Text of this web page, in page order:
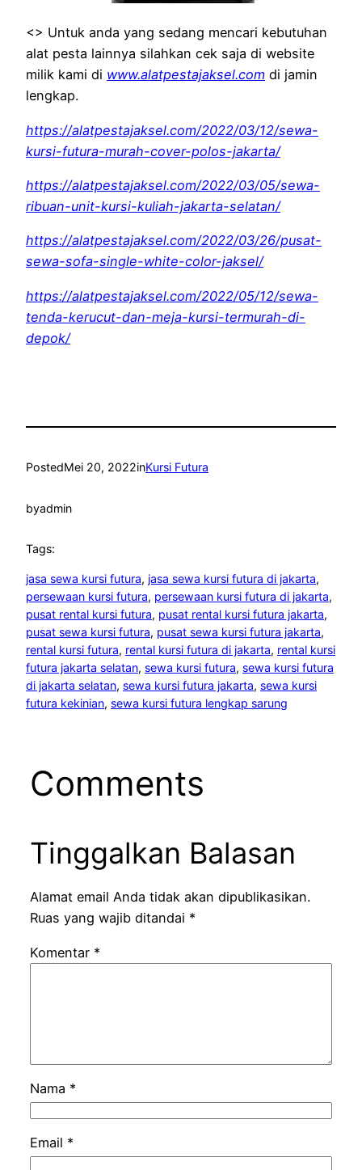
<> Untuk anda yang sedang mencari kebutuhan
alat pesta lainnya silahkan cek saja di website
milik kami di www.alatpestajaksel.com di jamin
lengkap.
https://alatpestajaksel.com/2022/03/12/sewa-
kursi-futura-murah-cover-polos-jakarta/
https://alatpestajaksel.com/2022/03/05/sewa-
ribuan-unit-kursi-kuliah-jakarta-selatan/
https://alatpestajaksel.com/2022/03/26/pusat-
sewa-sofa-single-white-color-jaksel/
https://alatpestajaksel.com/2022/05/12/sewa-
tenda-kerucut-dan-meja-kursi-termurah-di-
depok/
PostedMei 20, 2022inKursi Futura
byadmin
Tags:
jasa sewa kursi futura, jasa sewa kursi futura di jakarta
persewaan kursi futura, persewaan kursi futura di jakarta
pusat rental kursi futura, pusat rental kursi futura jakarta
pusat sewa kursi futura, pusat sewa kursi futura jakarta
rental kursi futura, rental kursi futura di jakarta, rental kursi
futura jakarta selatan, sewa kursi futura, sewa kursi futura
di jakarta selatan, sewa kursi futura jakarta, sewa kursi
futura kekinian, sewa kursi futura lengkap sarung
Comments
Tinggalkan Balasan
Alamat email Anda tidak akan dipublikasikan.
Ruas yang wajib ditandai *
Komentar *
Nama *
Email *